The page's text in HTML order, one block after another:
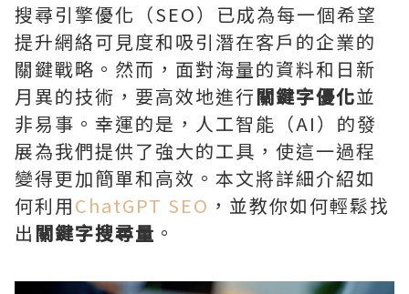
搜尋引擎優化（SEO）已成為每一個希望
提升網絡可見度和吸引潛在客戶的企業的
關鍵戰略。然而，面對海量的資料和日新
月異的技術，要高效地進行關鍵字優化並
非易事。幸運的是，人工智能（AI）的發
展為我們提供了強大的工具，使這一過程
變得更加簡單和高效。本文將詳細介紹如
何利用ChatGPT SEO ，並教你如何輕鬆找
出關鍵字搜尋量 。